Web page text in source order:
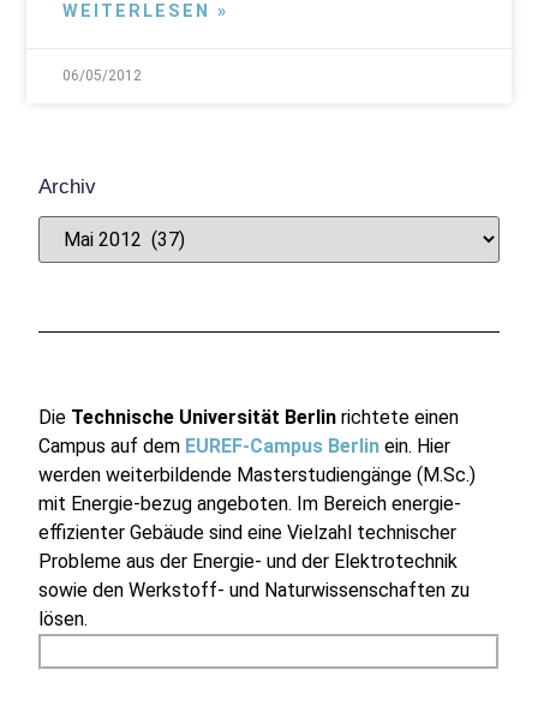
WEITERLESEN »
06/05/2012
Archiv
Die Technische Universität Berlin richtete einen
Campus auf dem EUREF-Campus Berlin ein. Hier
werden weiterbildende Masterstudiengänge (M.Sc.)
mit Energie-bezug angeboten. Im Bereich energie-
effizienter Gebäude sind eine Vielzahl technischer
Probleme aus der Energie- und der Elektrotechnik
sowie den Werkstoff- und Naturwissenschaften zu
lösen.